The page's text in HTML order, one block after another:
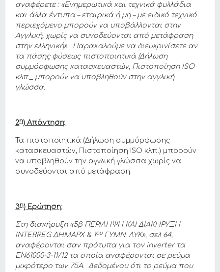
αναφέρετε : «Ενημερωτικά και τεχνικά φυλλάδια
και άλλα έντυπα – εταιρικά ή μη – με ειδικό τεχνικό
περιεχόμενο μπορούν να υποβάλλονται στην
Αγγλική, χωρίς να συνοδεύονται από μετάφραση
στην ελληνική». Παρακαλούμε να διευκρινίσετε αν
τα πάσης φύσεως πιστοποιητικά (Δήλωση
συμμόρφωσης κατασκευαστών, Πιστοποίηση ISO
κλπ._ μπορούν να υποβληθούν στην αγγλική
γλώσσα.
2η) Απάντηση:
Τα πιστοποιητικά (Δήλωση συμμόρφωσης
κατασκευαστών, Πιστοποίηση ISO κλπ.) μπορούν
να υποβληθούν την αγγλική γλώσσα χωρίς να
συνοδεύονται από μετάφραση.
3η) Ερώτηση:
Στη διακήρυξη «5β ΠΕΡΙΛΗΨΗ ΚΑΙ ΔΙΑΚΗΡΥΞΗ
INTERREGΔΗΜΑΡΧ & 1ουΓΥΜΝ. ΛΥΚ», σελ 64,
αναφέρονται σαν πρότυπα για τον inverter τα
ΕΝ61000-3-11/12 τα οποία αναφέρονται σε ρεύμα
μικρότερο των 75Α. Δεδομένου ότι το ρεύμα που